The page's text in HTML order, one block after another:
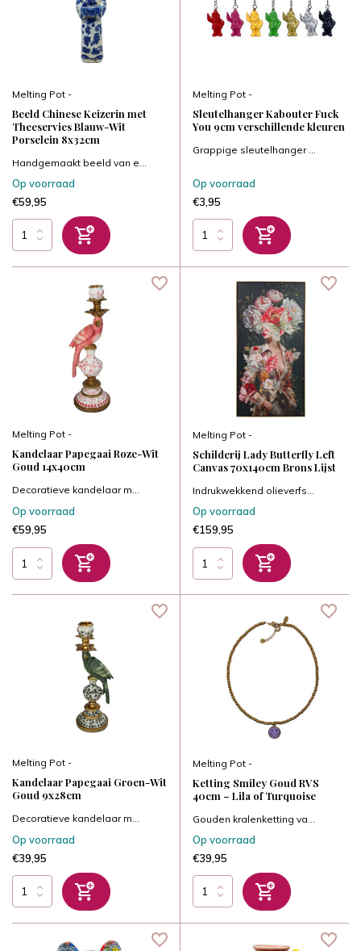
Melting Pot -
Beeld Chinese Keizerin met
Theeservies Blauw-Wit
Porselein 8x32cm
Handgemaakt beeld van e...
Op voorraad
€59,95
Melting Pot -
Sleutelhanger Kabouter Fuck
You 9cm verschillende kleuren
Grappige sleutelhanger ...
Op voorraad
€3,95
Melting Pot -
Kandelaar Papegaai Roze-Wit
Goud 14x40cm
Decoratieve kandelaar m...
Op voorraad
€59,95
Melting Pot -
Schilderij Lady Butterfly Left
Canvas 70x140cm Brons Lijst
Indrukwekkend olieverfs...
Op voorraad
€159,95
Melting Pot -
Kandelaar Papegaai Groen-Wit
Goud 9x28cm
Decoratieve kandelaar m...
Op voorraad
€39,95
Melting Pot -
Ketting Smiley Goud RVS
40cm – Lila of Turquoise
Gouden kralenketting va...
Op voorraad
€39,95